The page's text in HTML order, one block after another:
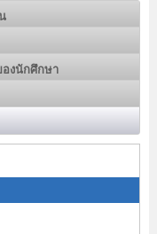
องนักศึกษา